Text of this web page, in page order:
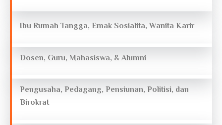
Ibu Rumah Tangga, Emak Sosialita, Wanita Karir
Dosen, Guru, Mahasiswa, & Alumni
Pengusaha, Pedagang, Pensiunan, Politisi, dan
Birokrat